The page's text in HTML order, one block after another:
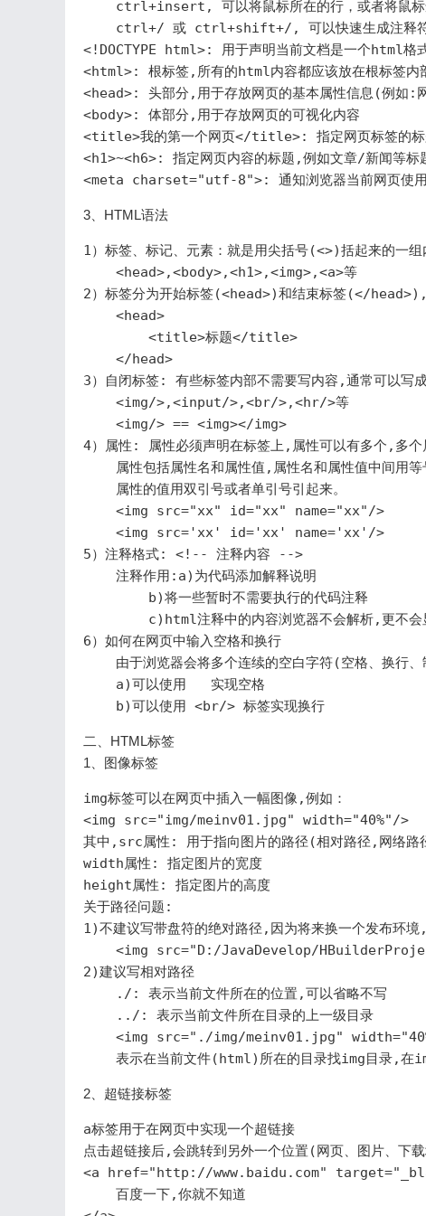
ctrl+insert, 可以将鼠标所在的行，或者将鼠标
ctrl+/ 或 ctrl+shift+/, 可以快速生成注释
<!DOCTYPE html>: 用于声明当前文档是一个html格
<html>: 根标签,所有的html内容都应该放在根标签内
<head>: 头部分,用于存放网页的基本属性信息(例如:
<body>: 体部分,用于存放网页的可视化内容
<title>我的第一个网页</title>: 指定网页标签的标
<h1>~<h6>: 指定网页内容的标题,例如文章/新闻等标
3、HTML语法
1）标签、标记、元素：就是用尖括号(<>)括起来的一
    <head>,<body>,<h1>,<img>,<a>等
2）标签分为开始标签(<head>)和结束标签(</head>),
    <head>
        <title>标题</title>
    </head>
3）自闭标签: 有些标签内部不需要写内容,通常可以写
    <img/>,<input/>,<br/>,<hr/>等
    <img/> == <img></img>
4）属性: 属性必须声明在标签上,属性可以有多个,多个
属性包括属性名和属性值,属性名和属性值中间用等
    属性的值用双引号或者单引号引起来。
    <img src="xx" id="xx" name="xx"/>
    <img src='xx' id='xx' name='xx'/>
5）注释格式: <!-- 注释内容 -->
    注释作用:a)为代码添加解释说明
        b)将一些暂时不需要执行的代码注释
c)html注释中的内容浏览器不会解析,更不会
6）如何在网页中输入空格和换行
由于浏览器会将多个连续的空白字符(空格、换行
    a)可以使用   实现空格
二、HTML标签
1、图像标签
img标签可以在网页中插入一幅图像,例如：
<img src="img/meinv01.jpg" width="40%"/>
其中,src属性: 用于指向图片的路径(相对路径,网络路
width属性: 指定图片的宽度
height属性: 指定图片的高度
关于路径问题:
1)不建议写带盘符的绝对路径,因为将来换一个发布环
<img src="D:/JavaDevelop/
2)建议写相对路径
    ./: 表示当前文件所在的位置,可以省略不写
    ../: 表示当前文件所在目录的上一级目录
<img src="./img/meinv01.jpg"
2、超链接标签
a标签用于在网页中实现一个超链接
点击超链接后,会跳转到另外一个位置(网页、图片、下
<a href="http://www.baidu.com"
    百度一下,你就不知道